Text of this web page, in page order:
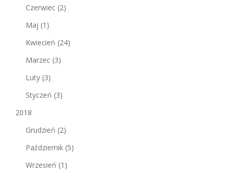
Czerwiec (2)
Maj (1)
Kwiecień (24)
Marzec (3)
Luty (3)
Styczeń (3)
2018
Grudzień (2)
Październik (5)
Wrzesień (1)